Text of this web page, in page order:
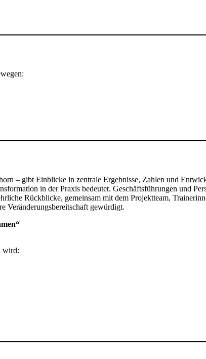
– gibt Einblicke in zentrale Ergebnisse, Zahlen und
in der Praxis bedeutet. Geschäftsführungen und
Rückblicke, gemeinsam mit dem Projektteam,
Veränderungsbereitschaft gewürdigt.
wird: